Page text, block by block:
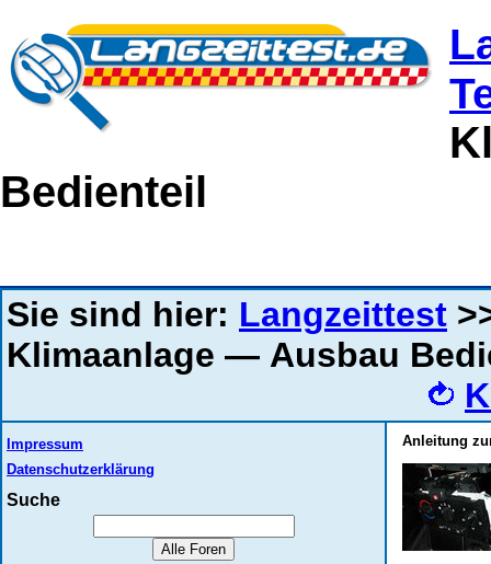
Bedienteil
Sie sind hier: Langzeittest
Klimaanlage — Ausbau
Impressum
Datenschutzerklärung
Suche
Anleitung